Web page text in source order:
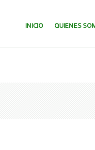
SALTAR AL CONTENIDO.
INICIO QUIENES